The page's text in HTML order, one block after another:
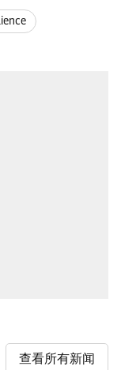
查看所有新闻